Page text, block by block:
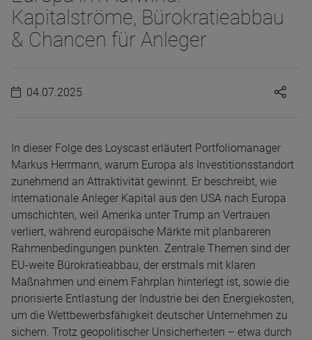
Kapitalströme, Bürokratieabbau
& Chancen für Anleger
04.07.2025
In dieser Folge des Loyscast erläutert Portfoliomanager
Markus Herrmann, warum Europa als Investitionsstandort
zunehmend an Attraktivität gewinnt. Er beschreibt, wie
internationale Anleger Kapital aus den USA nach Europa
umschichten, weil Amerika unter Trump an Vertrauen
verliert, während europäische Märkte mit planbareren
Rahmenbedingungen punkten. Zentrale Themen sind der
EU-weite Bürokratieabbau, der erstmals mit klaren
Maßnahmen und einem Fahrplan hinterlegt ist, sowie die
priorisierte Entlastung der Industrie bei den Energiekosten,
um die Wettbewerbsfähigkeit deutscher Unternehmen zu
sichern. Trotz geopolitischer Unsicherheiten – etwa durch